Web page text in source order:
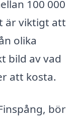
100 000
är viktigt att
olika
bild av vad
att kosta.
bör